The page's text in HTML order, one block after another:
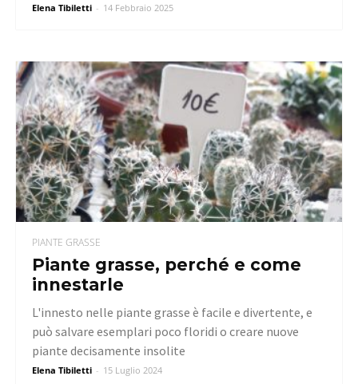
Elena Tibiletti - 14 Febbraio 2025
PIANTE GRASSE
Piante grasse, perché e come
innestarle
Elena Tibiletti - 15 Luglio 2024
L'innesto nelle piante grasse è facile e divertente, e
può salvare esemplari poco floridi o creare nuove
piante decisamente insolite